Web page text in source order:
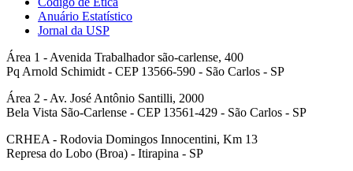
Anuário Estatístico
Jornal da USP
Área 1 - Avenida Trabalhador são-carlense, 400
Pq Arnold Schimidt - CEP 13566-590 - São Carlos - SP
Área 2 - Av. José Antônio Santilli, 2000
Bela Vista São-Carlense - CEP 13561-429 - São Carlos - SP
CRHEA - Rodovia Domingos Innocentini, Km 13
Represa do Lobo (Broa) - Itirapina - SP